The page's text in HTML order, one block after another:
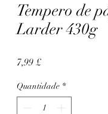
Tempero de
Larder 430g
7,99 £Preço
Quantidade *